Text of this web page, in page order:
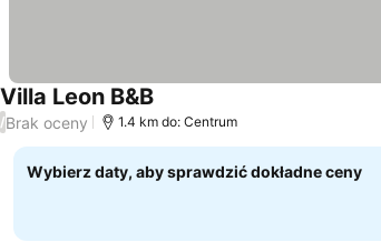
Villa Leon B&B
/Brak oceny 1.4 km do: Centrum
Wybierz daty, aby sprawdzić dokładne ceny